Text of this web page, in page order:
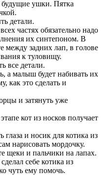
будущие ушки. Пятка
детали.
частях обязательно надо
их синтепоном. В
между задних лап, в голове
к туловищу.
все детали.
а малыш будет набивать их
как это сделать и
и затянуть уже
кот из носков получает
и носик для котика из
нарисовать мордочку.
щеки и пальчики на лапах.
себе котика из
чуть ему помочь.